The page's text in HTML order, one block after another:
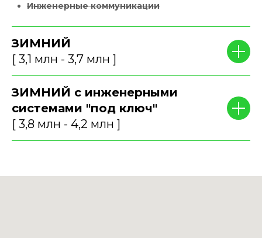
Инженерные коммуникации
ЗИМНИЙ
[ 3,1 млн - 3,7 млн ]
ЗИМНИЙ с инженерными
системами "под ключ"
[ 3,8 млн - 4,2 млн ]